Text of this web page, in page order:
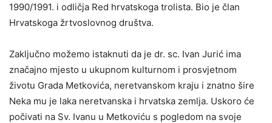
1990/1991. i odličja Red hrvatskoga trolista. Bio je član
Hrvatskoga žrtvoslovnog društva.
Zaključno možemo istaknuti da je dr. sc. Ivan Jurić ima
značajno mjesto u ukupnom kulturnom i prosvjetnom
životu Grada Metkovića, neretvanskom kraju i znatno šire
Neka mu je laka neretvanska i hrvatska zemlja. Uskoro će
počivati na Sv. Ivanu u Metkoviću s pogledom na svoje